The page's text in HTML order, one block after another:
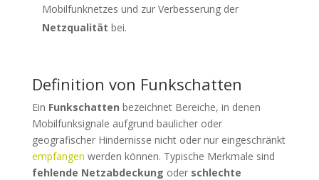
Mobilfunknetzes und zur Verbesserung der
Netzqualität bei.
Definition von Funkschatten
Ein Funkschatten bezeichnet Bereiche, in denen
Mobilfunksignale aufgrund baulicher oder
geografischer Hindernisse nicht oder nur eingeschränkt
empfangen werden können. Typische Merkmale sind
fehlende Netzabdeckung oder schlechte